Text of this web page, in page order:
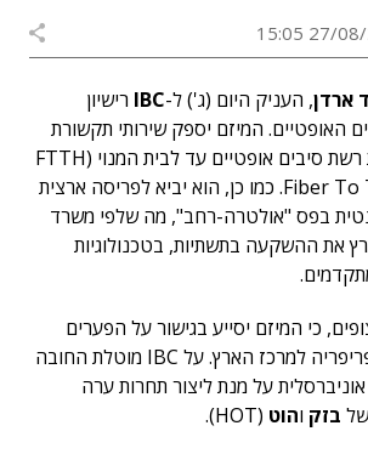
27/08/
ארדן, העניק היום (ג') ל-IBC רישיון
האופטיים. המיזם יספק שירותי תקשורת
מתקדמים באמצעות רשת סיבים אופטיים עד לבית המנוי (FTTH
– ר"ת (Fiber To The Home. כמו כן, הוא יביא לפריסה ארצית
בפס "אולטרה-רחב", מה שלפי משרד
את ההשקעה בתשתיות, בטכנולוגיות
כי המיזם יסייע בגישור על הפערים
הדיגיטליים שבין הפריפריה למרכז הארץ. על IBC מוטלת החובה
על מנת ליצור תחרות ערה
בזק והוט (HOT).